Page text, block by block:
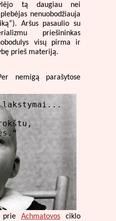
tą daugiau nei
nenuobodžiauja
Aršus pasaulio su
priešininkas
visų pirma ir
prieš materiją.
nemigą parašytose
lakstymai...
prie Achmatovosciklo